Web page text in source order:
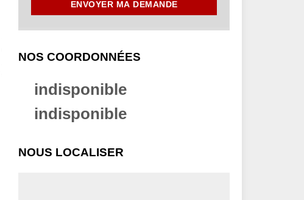
NOS COORDONNÉES
indisponible
indisponible
NOUS LOCALISER